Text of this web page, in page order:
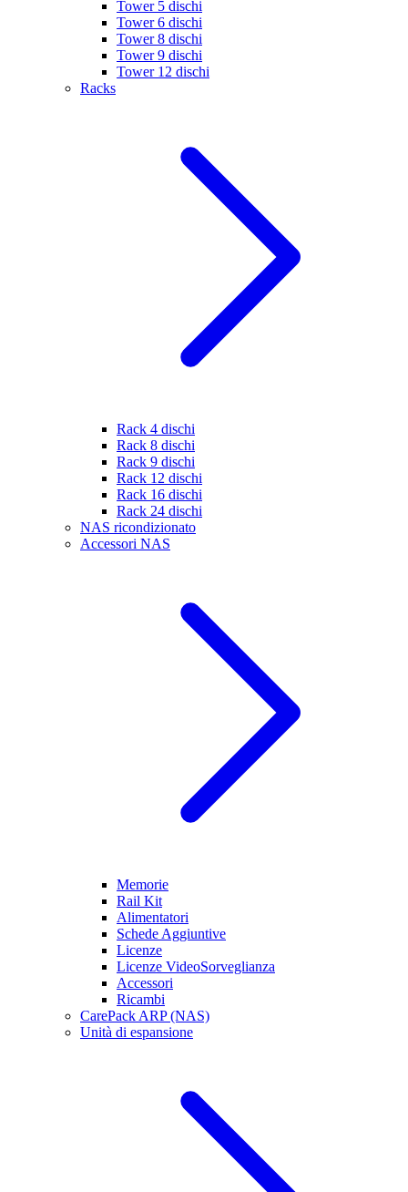
Tower 5 dischi
Tower 6 dischi
Tower 8 dischi
Tower 9 dischi
Tower 12 dischi
Racks
Rack 4 dischi
Rack 8 dischi
Rack 9 dischi
Rack 12 dischi
Rack 16 dischi
Rack 24 dischi
NAS ricondizionato
Accessori NAS
Memorie
Rail Kit
Alimentatori
Schede Aggiuntive
Licenze
Licenze VideoSorveglianza
Accessori
Ricambi
CarePack ARP (NAS)
Unità di espansione